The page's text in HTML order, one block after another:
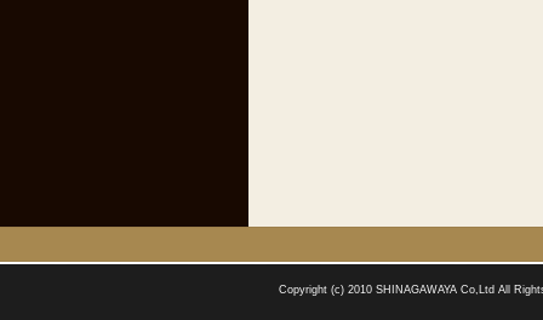
Copyright (c) 2010 SHINAGAWAYA Co,Ltd All